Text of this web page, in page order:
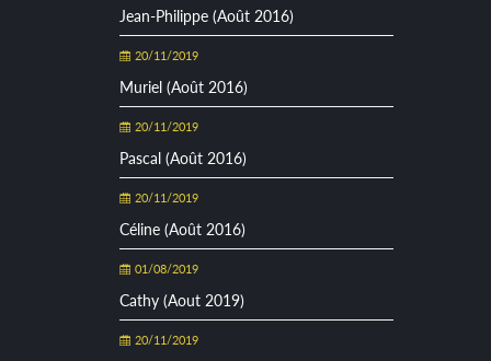
Jean-Philippe (Août 2016)
20/11/2019
Muriel (Août 2016)
20/11/2019
Pascal (Août 2016)
20/11/2019
Céline (Août 2016)
01/08/2019
Cathy (Aout 2019)
20/11/2019